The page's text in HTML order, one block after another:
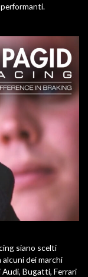
siano scelti
alcuni dei marchi
Bugatti, Ferrari